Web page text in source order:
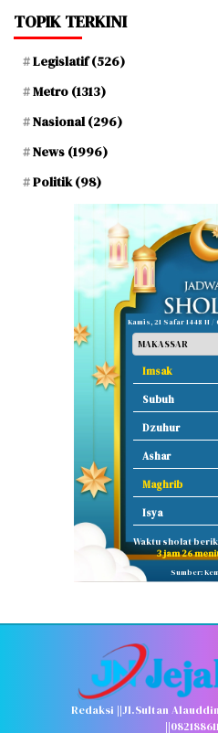
TOPIK TERKINI
Legislatif(526)
Metro (1313)
Nasional(296)
News (1996)
Politik(98)
Kamis, 21 Safar 1448 H
Imsak
Subuh
Dzuhur
Ashar
Maghrib
Isya
Waktu sholat
3 jam 26
Sumber:
Redaksi ||Jl.Sultan